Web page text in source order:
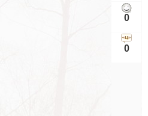
0
0